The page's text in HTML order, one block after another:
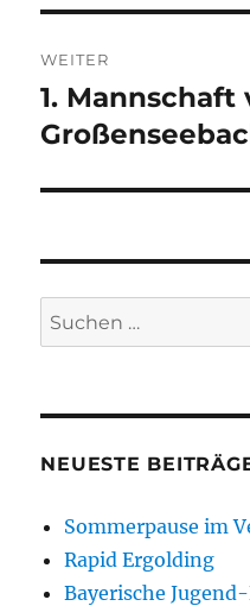
WEITER
Nächster
Beitrag:
1.
Suchen
nach:
NEUESTE
Sommerpause im
Rapid Ergolding
Bayerische